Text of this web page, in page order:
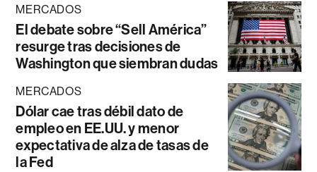
MERCADOS
El debate sobre “Sell América”
resurge tras decisiones de
Washington que siembran dudas
MERCADOS
Dólar cae tras débil dato de
empleo en EE.UU. y menor
expectativa de alza de tasas de
la Fed